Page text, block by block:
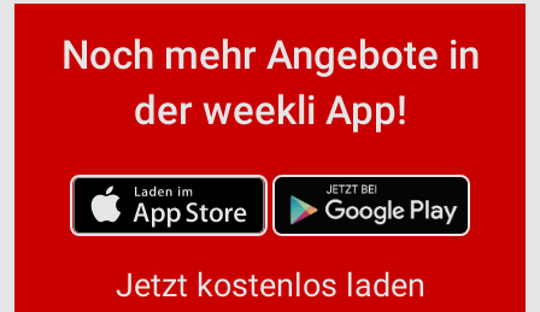
Noch mehr Angebote in
der weekli App!
Jetzt kostenlos laden